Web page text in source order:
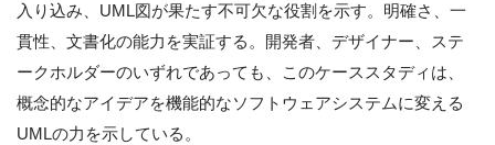
入り込み、UML図が果たす不可欠な役割を示す。明確さ、一
貫性、文書化の能力を実証する。開発者、デザイナー、ステ
ークホルダーのいずれであっても、このケーススタディは、
概念的なアイデアを機能的なソフトウェアシステムに変える
UMLの力を示している。